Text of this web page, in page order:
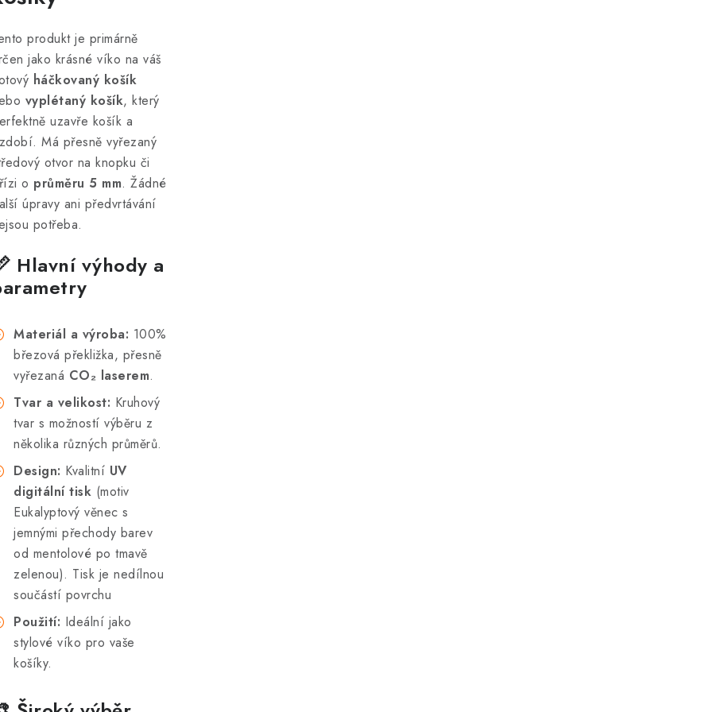
produkt je primárně
jako krásné víko na váš
háčkovaný košík
vyplétaný košík, který
uzavře košík a
Má přesně vyřezaný
otvor na knopku či
o průměru 5 mm. Žádné
úpravy ani předvrtávání
potřeba.
Hlavní výhody a
Materiál a výroba: 100%
březová překližka, přesně
vyřezaná CO₂ laserem.
Tvar a velikost: Kruhový
tvar s možností výběru z
několika různých průměrů.
Design: Kvalitní UV
digitální tisk (motiv
Eukalyptový věnec s
jemnými přechody barev
od mentolové po tmavě
zelenou). Tisk je nedílnou
součástí povrchu
Použití: Ideální jako
stylové víko pro vaše
košíky.